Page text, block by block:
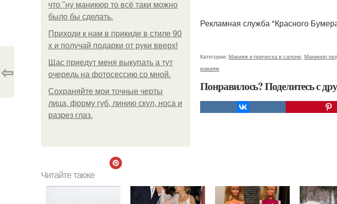
что "ну маникюр то всё таки можно
было бы сделать.
Приходи к нам в прикиде в стиле 90
х и получай подарки от руки вверх!
Щас приедут меня выкупать а тут
очередь на фотосессию со мной.
Сохраняйте мои точные черты
лица, форму губ, линию скул, носа и
разрез глаз.
Рекламная служба "Красного
Категории: Макияж и прическа в салоне Маникюр
макияж
Понравилось? Поделитесь с
⇦
Читайте также